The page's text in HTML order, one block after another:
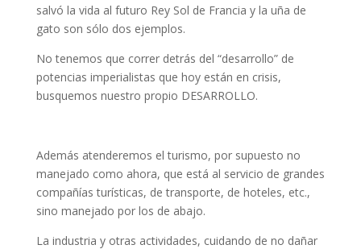
salvó la vida al futuro Rey Sol de Francia y la uña de
gato son sólo dos ejemplos.
No tenemos que correr detrás del “desarrollo” de
potencias imperialistas que hoy están en crisis,
busquemos nuestro propio DESARROLLO.
Además atenderemos el turismo, por supuesto no
manejado como ahora, que está al servicio de grandes
compañías turísticas, de transporte, de hoteles, etc.,
sino manejado por los de abajo.
La industria y otras actividades, cuidando de no dañar